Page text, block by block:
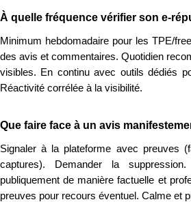
À quelle fréquence vérifier son e-
Minimum hebdomadaire pour les TPE/
des avis et commentaires. Quotidien
visibles. En continu avec outils dédiés
Réactivité corrélée à la visibilité.
Que faire face à un avis
Signaler à la plateforme avec preuves
captures). Demander la
publiquement de manière factuelle et
preuves pour recours éventuel. Calme et